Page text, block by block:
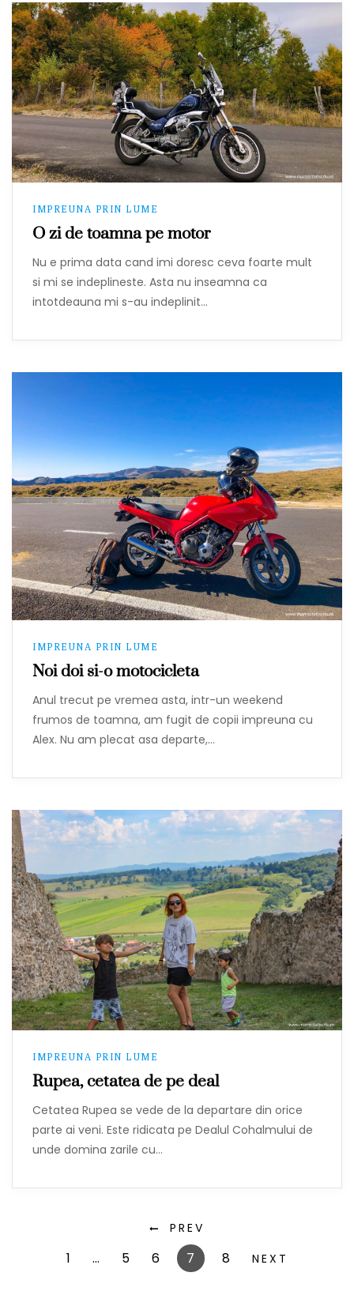
IMPREUNA PRIN LUME
O zi de toamna pe motor
Nu e prima data cand imi doresc ceva foarte mult
si mi se indeplineste. Asta nu inseamna ca
intotdeauna mi s-au indeplinit…
IMPREUNA PRIN LUME
Noi doi si-o motocicleta
Anul trecut pe vremea asta, intr-un weekend
frumos de toamna, am fugit de copii impreuna cu
Alex. Nu am plecat asa departe,…
IMPREUNA PRIN LUME
Rupea, cetatea de pe deal
Cetatea Rupea se vede de la departare din orice
parte ai veni. Este ridicata pe Dealul Cohalmului de
unde domina zarile cu…
PREV
1 … 5 6 7 8 NEXT